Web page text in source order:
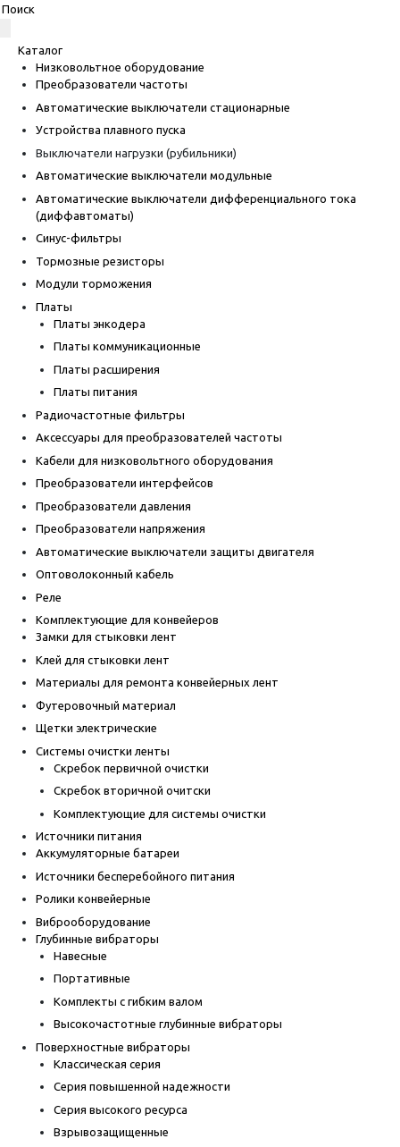
Каталог
Низковольтное оборудование
Преобразователи частоты
Автоматические выключатели стационарные
Устройства плавного пуска
Выключатели нагрузки (рубильники)
Автоматические выключатели модульные
Автоматические выключатели дифференциального тока
(диффавтоматы)
Синус-фильтры
Тормозные резисторы
Модули торможения
Платы
Платы энкодера
Платы коммуникационные
Платы расширения
Платы питания
Радиочастотные фильтры
Аксессуары для преобразователей частоты
Кабели для низковольтного оборудования
Преобразователи интерфейсов
Преобразователи давления
Преобразователи напряжения
Автоматические выключатели защиты двигателя
Оптоволоконный кабель
Реле
Комплектующие для конвейеров
Замки для стыковки лент
Клей для стыковки лент
Материалы для ремонта конвейерных лент
Футеровочный материал
Щетки электрические
Системы очистки ленты
Скребок первичной очистки
Скребок вторичной очитски
Комплектующие для системы очистки
Источники питания
Аккумуляторные батареи
Источники бесперебойного питания
Ролики конвейерные
Виброоборудование
Глубинные вибраторы
Навесные
Портативные
Комплекты с гибким валом
Высокочастотные глубинные вибраторы
Поверхностные вибраторы
Классическая серия
Серия повышенной надежности
Серия высокого ресурса
Взрывозащищенные